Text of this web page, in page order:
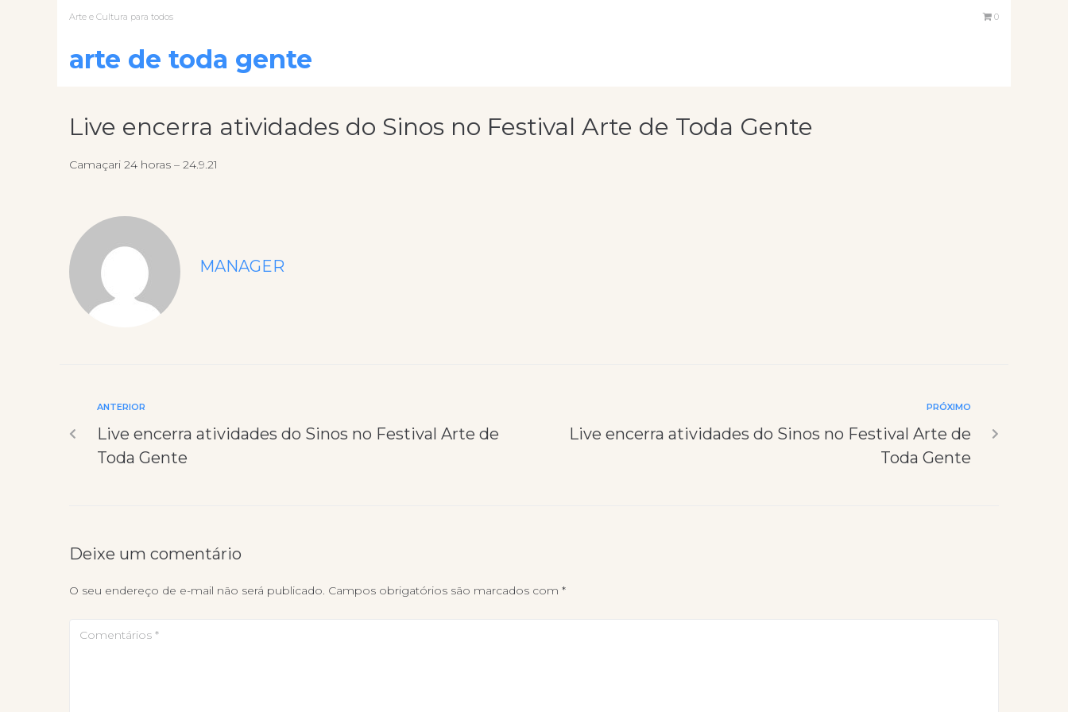
Arte e Cultura para todos 0
arte de toda gente
Live encerra atividades do Sinos no Festival Arte de Toda Gente
Camaçari 24 horas – 24.9.21
MANAGER
ANTERIOR
Live encerra atividades do Sinos no Festival Arte de
Toda Gente
PRÓXIMO
Live encerra atividades do Sinos no Festival Arte de
Toda Gente
Deixe um comentário
O seu endereço de e-mail não será publicado. Campos obrigatórios são marcados com *